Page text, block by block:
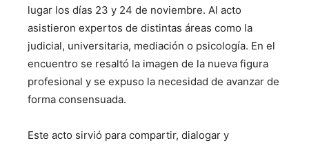
lugar los días 23 y 24 de noviembre. Al acto
asistieron expertos de distintas áreas como la
judicial, universitaria, mediación o psicología. En el
encuentro se resaltó la imagen de la nueva figura
profesional y se expuso la necesidad de avanzar de
forma consensuada.
Este acto sirvió para compartir, dialogar y